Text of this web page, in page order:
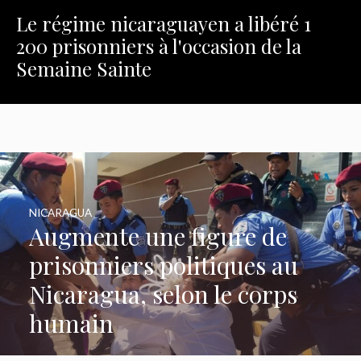
Le régime nicaraguayen a libéré 1
200 prisonniers à l'occasion de la
Semaine Sainte
Augmente une figure de
prisonniers politiques au
Nicaragua, selon le corps
humain
NICARAGUA